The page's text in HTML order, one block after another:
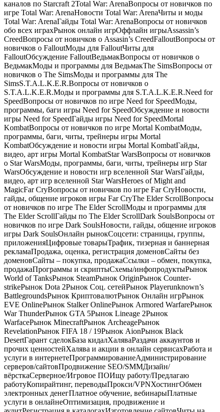
каналов по Starcraft 2Total War: ArenaВопросы от новичков по
игре Total War: ArenaНовости Total War: ArenaЧиты и моды
Total War: ArenaГайды Total War: ArenaВопросы от новичков
обо всех играхРынок онлайн игрОффлайн игрыAssassin’s
CreedВопросы от новичков о Assasin’s CreedFalloutВопросы от
новичков о FalloutМоды для FalloutЧиты для
FalloutОбсуждение FalloutВедьмакВопросы от новичков о
ВедьмакМоды и программы для ВедьмакThe SimsВопросы от
новичков о The SimsМоды и программы для The
SimsS.T.A.L.K.E.R.Вопросы от новичков о
S.T.A.L.K.E.R.Моды и программы для S.T.A.L.K.E.R.Need for
SpeedВопросы от новичков по игре Need for SpeedМоды,
программы, баги игры Need for SpeedОбсуждение и новости
игры Need for SpeedГайды игры Need for SpeedMortal
KombatВопросы от новичков по игре Mortal KombatМоды,
программы, баги, читы, трейнеры игры Mortal
KombatОбсуждение и новости игры Mortal KombatГайды,
видео, арт игры Mortal KombatStar WarsВопросы от новичков
о Star WarsМоды, программы, баги, читы, трейнеры игр Star
WarsОбсуждение и новости игр вселенной Star WarsГайды,
видео, арт игр вселенной Star WarsHeroes of Might and
MagicFar CryВопросы от новичков по игре Far CryНовости,
гайды, общение игроков игры Far CryThe Elder ScrollВопросы
от новичков по игре The Elder ScrollМоды и программы для
The Elder ScrollГайды по The Elder ScrollDark SoulsВопросы от
новичков по игре Dark SoulsНовости, гайды, общение игроков
игры Dark SoulsОнлайн рынокСоцсети: страницы, группы,
приложенияЦифровые товарыТрафик, тизерная и баннерная
рекламаПродажа, оценка, регистрация доменовСайты без
доменовСайты – покупка, продажаСсылки – обмен, покупка,
продажаПрограммы и скриптыСхемы/инфопродуктыРынок
World of TanksРынок SteamРынок OriginРынок Counter-
strikeРынок Dota 2Рынок Соц. сетейРынок Playerunknown’s
BattlegroundsРынок КриптовалютРынок Онлайн игрРынок
EVE OnlineРынок Stalker OnlineРынок Armored WarfareРынок
War ThunderРынок GTA 5Рынок Lineage 2Рынок
WarfaceРынок MinecraftРынок ArcheageРынок
RevelationРынок FIFA 18 / 19Рынок AionРынок Black
DesertГарант сделокБаза кидалХаляваРаздачи аккаунтов и
прочих ценностейХалява и акции в онлайн сервисахРабота и
услуги в интернетеПрограммированиеАдминистрирование
серверов/сайтовПродвижение SEO/SMMДизайн/
вёрсткаСерверное/Игровое ПОИщу работу/Предлагаю
работуКопирайтинг, переводыПрокси/VPNХостингОбмен
электронных денегПлатное обучение, вебинарыПлатные
услуги в онлайнеОптимизация, продвижение и